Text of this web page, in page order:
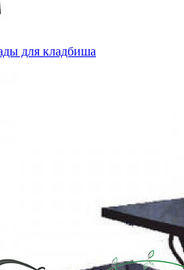
для кладбиша